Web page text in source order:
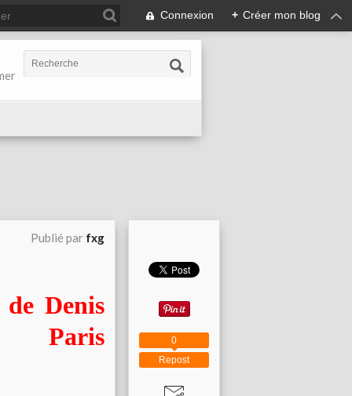
Connexion + Créer mon blog
Publié par fxg
Denis
Repost
0